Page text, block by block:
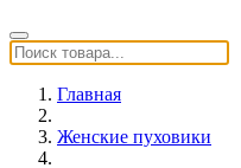
Главная
Женские пуховики